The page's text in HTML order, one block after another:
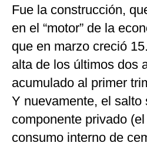
Fue la construcción,
en el “motor” de la
que en marzo creció
alta de los últimos dos
acumulado al primer
Y nuevamente, el salto
componente privado
consumo interno de